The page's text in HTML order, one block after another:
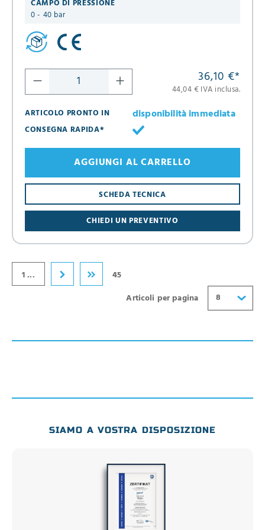
CAMPO DI PRESSIONE
0 - 40 bar
36,10 €*
44,04 € IVA inclusa.
ARTICOLO PRONTO IN
disponibilità immediata
CONSEGNA RAPIDA*
CHIEDI UN PREVENTIVO
SCHEDA TECNICA
AGGIUNGI AL CARRELLO
1 ...
45
Articoli per pagina
8
8
16
SIAMO A VOSTRA DISPOSIZIONE